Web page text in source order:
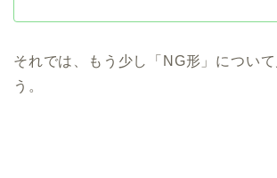
それでは、もう少し「NG形」につい
う。